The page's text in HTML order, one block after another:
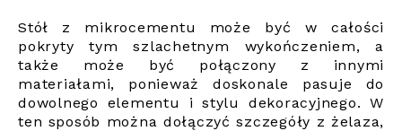
Stół z mikrocementu może być w całości
pokryty tym szlachetnym wykończeniem, a
także może być połączony z innymi
materiałami, ponieważ doskonale pasuje do
dowolnego elementu i stylu dekoracyjnego. W
ten sposób można dołączyć szczegóły z żelaza,